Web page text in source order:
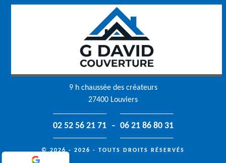
9 h chaussée des créateurs
27400 Louviers
02 52 56 21 71 - 06 21 86 80 31
© 2026 - 2026 - TOUTS DROITS RÉSERVÉS